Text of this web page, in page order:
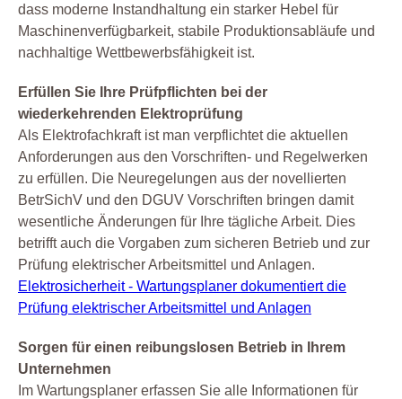
dass moderne Instandhaltung ein starker Hebel für
Maschinenverfügbarkeit, stabile Produktionsabläufe und
nachhaltige Wettbewerbsfähigkeit ist.
Erfüllen Sie Ihre Prüfpflichten bei der
wiederkehrenden Elektroprüfung
Als Elektrofachkraft ist man verpflichtet die aktuellen
Anforderungen aus den Vorschriften- und Regelwerken
zu erfüllen. Die Neuregelungen aus der novellierten
BetrSichV und den DGUV Vorschriften bringen damit
wesentliche Änderungen für Ihre tägliche Arbeit. Dies
betrifft auch die Vorgaben zum sicheren Betrieb und zur
Prüfung elektrischer Arbeitsmittel und Anlagen.
Elektrosicherheit - Wartungsplaner dokumentiert die
Prüfung elektrischer Arbeitsmittel und Anlagen
Sorgen für einen reibungslosen Betrieb in Ihrem
Unternehmen
Im Wartungsplaner erfassen Sie alle Informationen für